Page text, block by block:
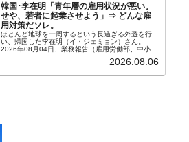
韓国･李在明「青年層の雇用状況が悪い。
せや、若者に起業させよう」⇒ どんな雇
用対策だソレ。
ほとんど地球を一周するという長過ぎる外遊を行
い、帰国した李在明（イ・ジェミョン）さん。
2026年08月04日、業務報告（雇用労働部、中小ベ
上、韓国大統領に成りおおせた李在明（イ・ジェミ
2026.08.06